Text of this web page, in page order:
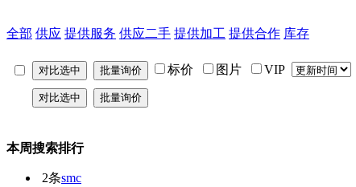
全部 供应 提供服务 供应二手 提供加工 提供合作 库存
标价 图片 VIP
本周搜索排行
2条smc